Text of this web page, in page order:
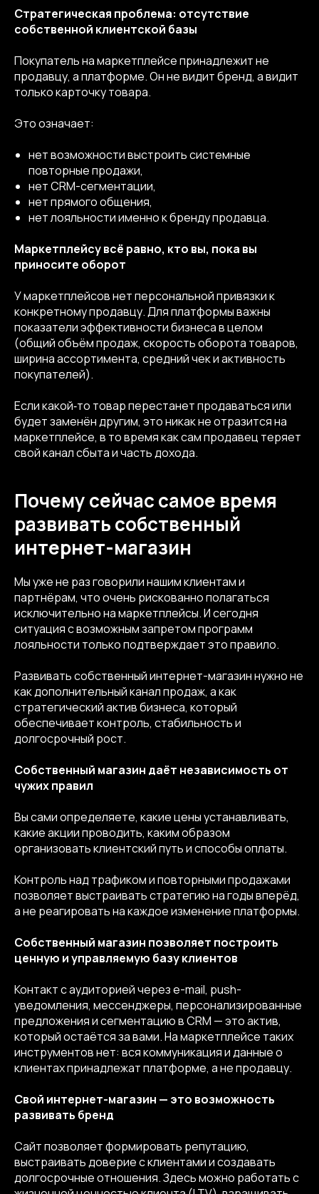
Стратегическая проблема: отсутствие
собственной клиентской базы
Покупатель на маркетплейсе принадлежит не
продавцу, а платформе. Он не видит бренд, а видит
только карточку товара.
Это означает:
нет возможности выстроить системные
повторные продажи,
нет CRM-сегментации,
нет прямого общения,
нет лояльности именно к бренду продавца.
Маркетплейсу всё равно, кто вы, пока вы
приносите оборот
У маркетплейсов нет персональной привязки к
конкретному продавцу. Для платформы важны
показатели эффективности бизнеса в целом
(общий объём продаж, скорость оборота товаров,
ширина ассортимента, средний чек и активность
покупателей).
Если какой‑то товар перестанет продаваться или
будет заменён другим, это никак не отразится на
маркетплейсе, в то время как сам продавец теряет
свой канал сбыта и часть дохода.
Почему сейчас самое время
развивать собственный
интернет-магазин
Мы уже не раз говорили нашим клиентам и
партнёрам, что очень рискованно полагаться
исключительно на маркетплейсы. И сегодня
ситуация с возможным запретом программ
лояльности только подтверждает это правило.
Развивать собственный интернет-магазин нужно не
как дополнительный канал продаж, а как
стратегический актив бизнеса, который
обеспечивает контроль, стабильность и
долгосрочный рост.
Собственный магазин даёт независимость от
чужих правил
Вы сами определяете, какие цены устанавливать,
какие акции проводить, каким образом
организовать клиентский путь и способы оплаты.
Контроль над трафиком и повторными продажами
позволяет выстраивать стратегию на годы вперёд,
а не реагировать на каждое изменение платформы.
Собственный магазин позволяет построить
ценную и управляемую базу клиентов
Контакт с аудиторией через e-mail, push-
уведомления, мессенджеры, персонализированные
предложения и сегментацию в CRM — это актив,
который остаётся за вами. На маркетплейсе таких
инструментов нет: вся коммуникация и данные о
клиентах принадлежат платформе, а не продавцу.
Свой интернет-магазин — это возможность
развивать бренд
Сайт позволяет формировать репутацию,
выстраивать доверие с клиентами и создавать
долгосрочные отношения. Здесь можно работать с